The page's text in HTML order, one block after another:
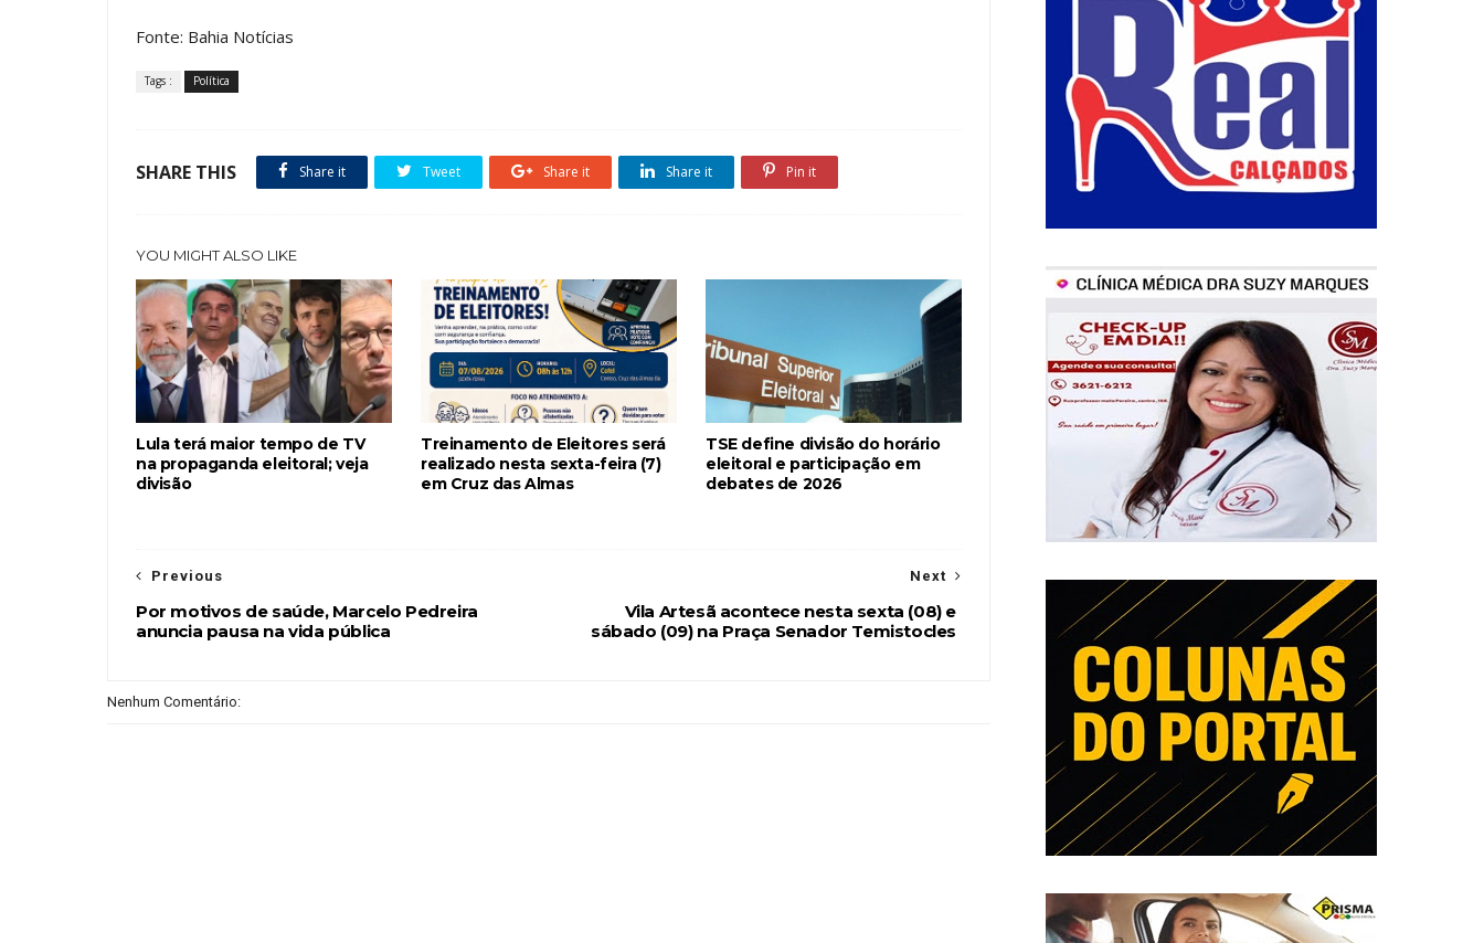
Fonte: Bahia Notícias
Tags : Política
SHARE THIS Share it Tweet Share it Share it Pin it
YOU MIGHT ALSO LIKE
Lula terá maior tempo de TV
na propaganda eleitoral; veja
divisão
Treinamento de Eleitores será
realizado nesta sexta-feira (7)
em Cruz das Almas
TSE define divisão do horário
eleitoral e participação em
debates de 2026
Next
Vila Artesã acontece nesta sexta (08) e
sábado (09) na Praça Senador Temistocles
Previous
Por motivos de saúde, Marcelo Pedreira
anuncia pausa na vida pública
Nenhum Comentário: